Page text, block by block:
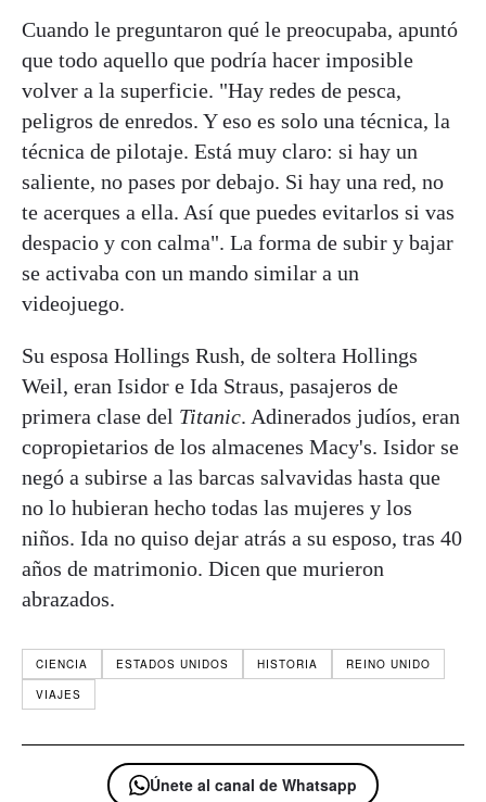
Cuando le preguntaron qué le preocupaba, apuntó
que todo aquello que podría hacer imposible
volver a la superficie. "Hay redes de pesca,
peligros de enredos. Y eso es solo una técnica, la
técnica de pilotaje. Está muy claro: si hay un
saliente, no pases por debajo. Si hay una red, no
te acerques a ella. Así que puedes evitarlos si vas
despacio y con calma". La forma de subir y bajar
se activaba con un mando similar a un
videojuego.
Su esposa Hollings Rush, de soltera Hollings
Weil, eran Isidor e Ida Straus, pasajeros de
primera clase del Titanic. Adinerados judíos, eran
copropietarios de los almacenes Macy's. Isidor se
negó a subirse a las barcas salvavidas hasta que
no lo hubieran hecho todas las mujeres y los
niños. Ida no quiso dejar atrás a su esposo, tras 40
años de matrimonio. Dicen que murieron
abrazados.
CIENCIA ESTADOS UNIDOS HISTORIA
REINO UNIDO
VIAJES
Únete al canal de Whatsapp